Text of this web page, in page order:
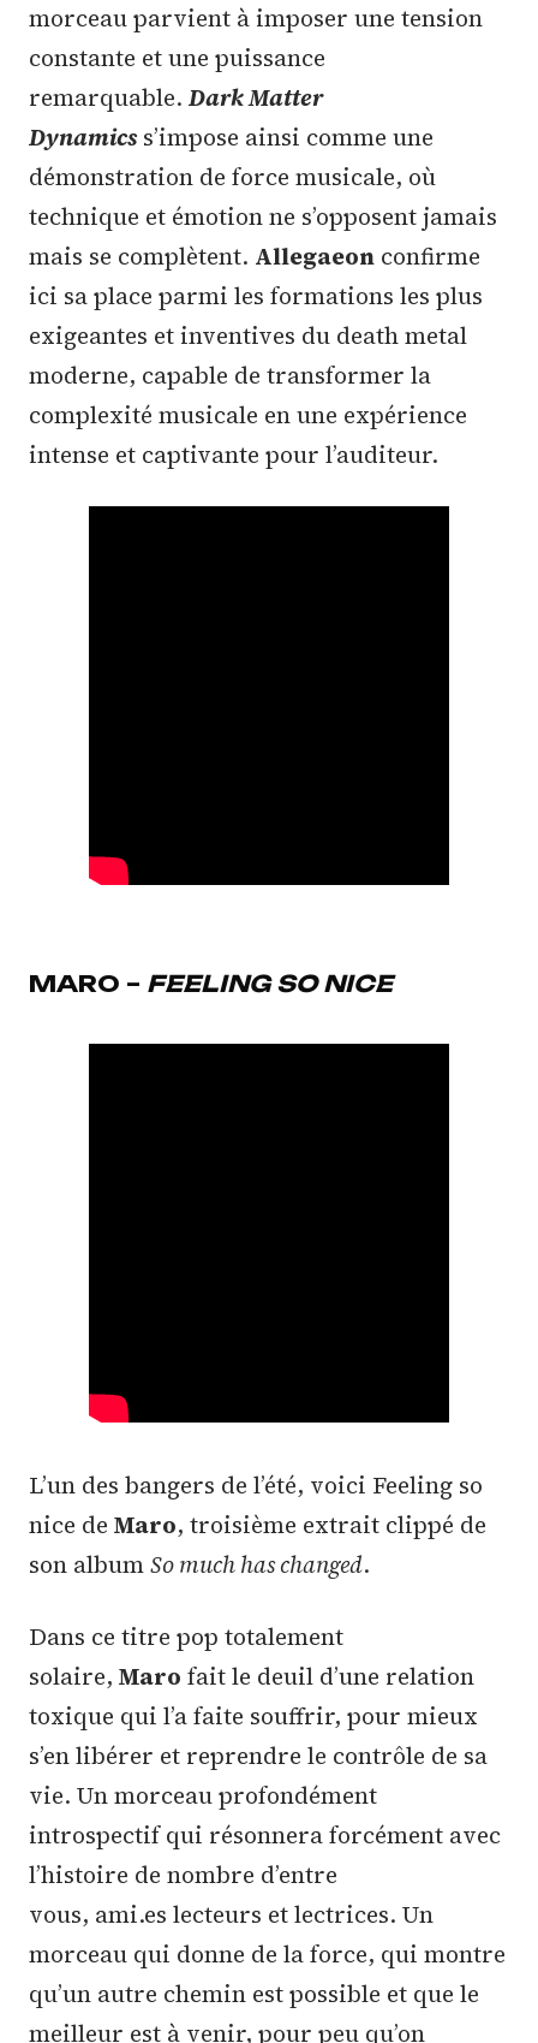
morceau parvient à imposer une tension
constante et une puissance
remarquable. Dark Matter
Dynamics s’impose ainsi comme une
démonstration de force musicale, où
technique et émotion ne s’opposent jamais
mais se complètent. Allegaeon confirme
ici sa place parmi les formations les plus
exigeantes et inventives du death metal
moderne, capable de transformer la
complexité musicale en une expérience
intense et captivante pour l’auditeur.
MARO – FEELING SO NICE
L’un des bangers de l’été, voici Feeling so
nice de Maro, troisième extrait clippé de
son albumSo much has changed.
Dans ce titre pop totalement
solaire, Maro fait le deuil d’une relation
toxique qui l’a faite souffrir, pour mieux
s’en libérer et reprendre le contrôle de sa
vie. Un morceau profondément
introspectif qui résonnera forcément avec
l’histoire de nombre d’entre
vous, ami.es lecteurs et lectrices. Un
morceau qui donne de la force, qui montre
qu’un autre chemin est possible et que le
meilleur est à venir, pour peu qu’on